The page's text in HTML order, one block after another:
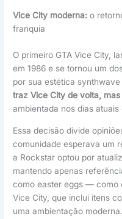
Vice City moderna: o
franquia
O primeiro GTA Vice City,
em 1986 e se tornou um
por sua estética
traz Vice City de volta,
ambientada nos dias
Essa decisão divide
comunidade esperava um
a Rockstar optou por
mantendo apenas
como easter eggs — como
Vice City, que inclui itens
uma ambientação moderna.